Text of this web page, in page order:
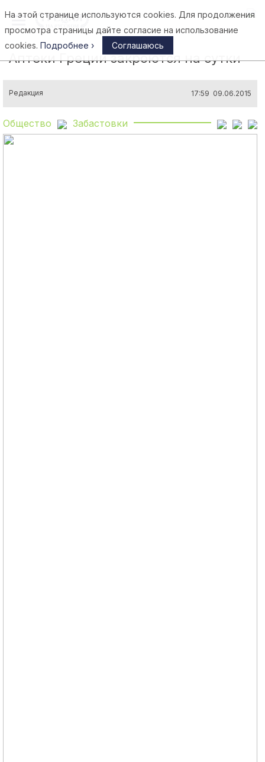
Афины
Аптеки Греции закроются на сутки
Редакция 17:59 09.06.2015
Общество Забастовки
На этой странице используются cookies. Для продолжения
просмотра страницы дайте согласие на использование
cookies. Подробнее › Соглашаюсь